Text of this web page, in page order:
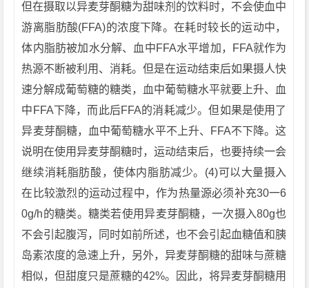
但在摄取以异麦芽酮糖为甜味剂的饮料时，不会使血中
游离脂肪酸(FFA)的浓度下降。在耗时较长的运动中，
体内脂肪被加水分解、血中FFA水平增加，FFA就作为
热源不断被利用、消耗。但是在运动结束后如果摄人快
速分解成葡萄糖的糖类，血中葡萄糖水平就要上升、血
中FFA下降，而此后FFA的消耗减少。但如果是使用了
异麦芽酮糖，血中葡萄糖水平不上升、FFA不下降。这
说明在使用异麦芽酮糖时，运动结束后，也要持续一会
继续消耗脂肪酸，使体内脂肪减少。(4)可以大量摄入
在比较激烈的运动过程中，作为热量源必须补充30一6
0g/h的糖类。糖类若使用异麦芽酮糖，一次摄入80g也
不会引起腹泻，同时如前所述，也不会引起血糖值和胰
岛素浓度的急速上升，另外，异麦芽酮糖的甜味与蔗糖
相似，但甜度只是蔗糖的42%。因此，将异麦芽酮糖用